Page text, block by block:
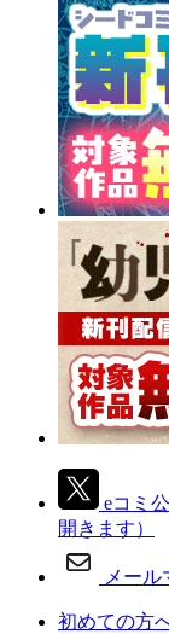
eコミ
開きます）
メール
初めての方